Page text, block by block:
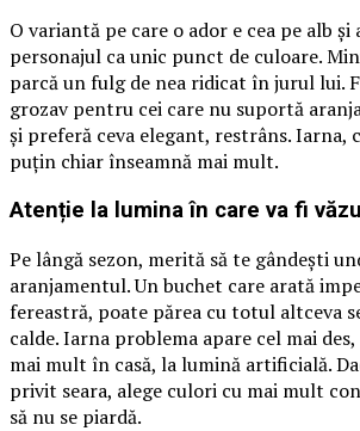
O variantă pe care o ador e cea pe alb
personajul ca unic punct de culoare.
parcă un fulg de nea ridicat în jurul lui.
grozav pentru cei care nu suportă
și preferă ceva elegant, restrâns. Iarna,
puțin chiar înseamnă mai mult.
Atenție la lumina în care va fi
Pe lângă sezon, merită să te gândești
aranjamentul. Un buchet care arată
fereastră, poate părea cu totul altceva
calde. Iarna problema apare cel mai
mai mult în casă, la lumină artificială.
privit seara, alege culori cu mai mult
să nu se piardă.